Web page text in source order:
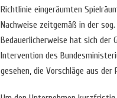
Richtlinie eingeräumten
Nachweise zeitgemäß in der
Bedauerlicherweise hat sich der
Intervention des
gesehen, die Vorschläge aus der